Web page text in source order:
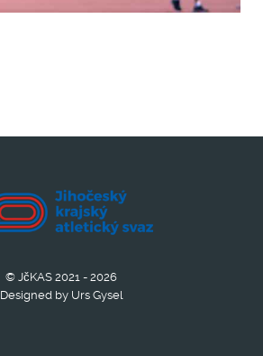
© JčKAS 2021 - 2026
Designed by Urs Gysel